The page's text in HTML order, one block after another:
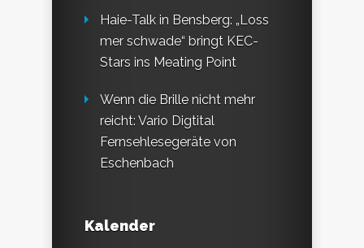
Haie-Talk in Bensberg: „Loss
mer schwade“ bringt KEC-
Stars ins Meating Point
Wenn die Brille nicht mehr
reicht: Vario Digtital
Fernsehlesegeräte von
Eschenbach
Kalender